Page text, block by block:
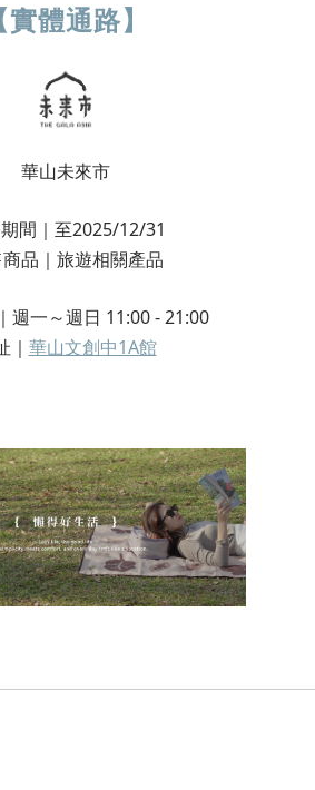
【實體通路】
華山未來市
間｜至2025/12/31
品｜旅遊相關產品
週一～週日 11:00 - 21:00
｜ 華山文創中1A館